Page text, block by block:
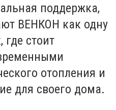
поддержка,
ВЕНКОН как одну
стоит
отопления и
для своего дома.